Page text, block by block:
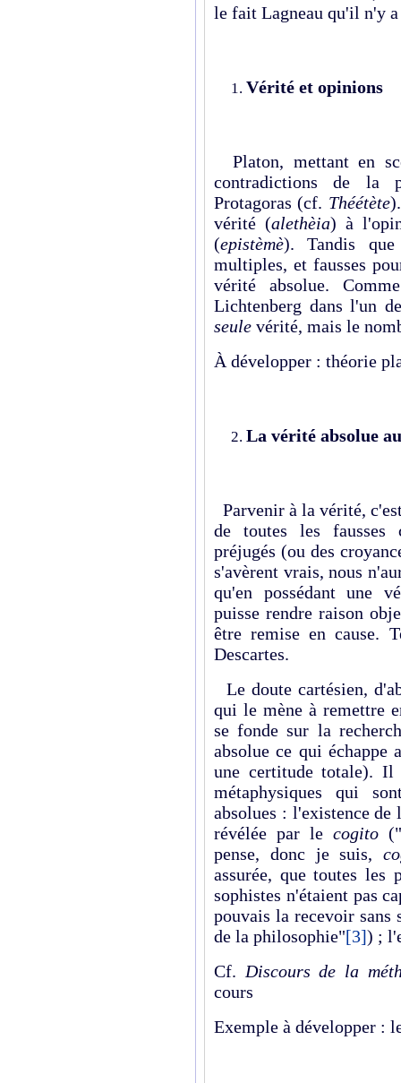
le fait Lagneau qu'il n'y
Vérité et opinions
Platon, mettant en
contradictions de la
Protagoras (cf. Théétète
vérité (alethèia) à
(epistèmè). Tandis
multiples, et fausses
vérité absolue.
Lichtenberg dans l'un
seule vérité, mais le
À développer : théorie
La vérité absolue
Parvenir à la vérité,
de toutes les fausses
préjugés (ou des
s'avèrent vrais, nous
qu'en possédant une
puisse rendre raison
être remise en cause.
Descartes.
Le doute cartésien,
qui le mène à remettre
se fonde sur la
absolue ce qui échappe
une certitude totale).
métaphysiques qui
absolues : l'existence de
révélée par le cogito
pense, donc je suis,
assurée, que toutes les
sophistes n'étaient pas
pouvais la recevoir
de la philosophie"[3]) ;
Cf. Discours de la
cours
Exemple à développer :